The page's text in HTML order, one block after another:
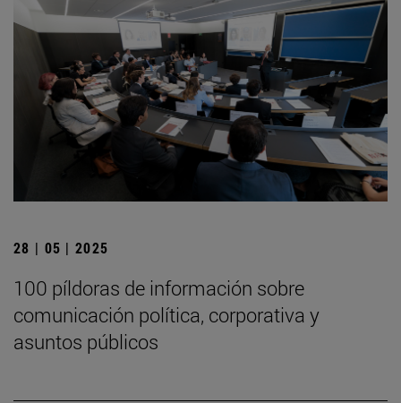
28 | 05 | 2025
100 píldoras de información sobre
comunicación política, corporativa y
asuntos públicos